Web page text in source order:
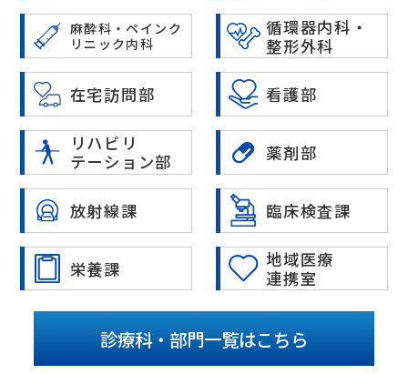
麻酔科・ペインク
リニック内科
循環器内科・
整形外科
在宅訪問部 看護部
リハビリ
テーション部
薬剤部
放射線課 臨床検査課
栄養課
地域医療
連携室
診療科・部門一覧はこちら